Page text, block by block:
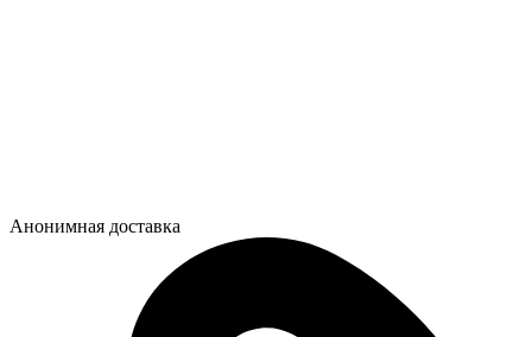
Анонимная доставка